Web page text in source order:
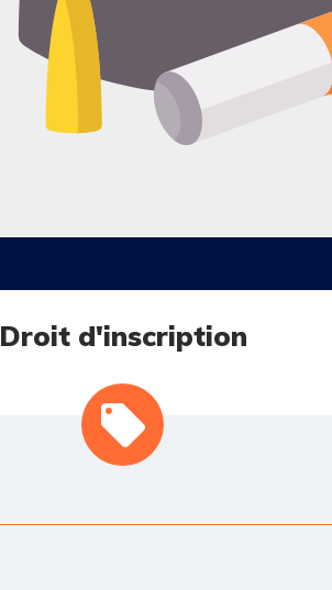
local_offer
Droit d'inscription